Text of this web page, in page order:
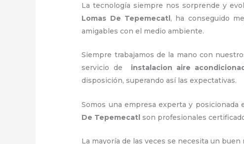
La tecnología siempre nos sorprende y
Lomas De Tepemecatl, ha conseguido
amigables con el medio ambiente.
Siempre trabajamos de la mano con
servicio de instalacion aire
disposición, superando así las expectativas.
Somos una empresa experta y
De Tepemecatl son profesionales
La mayoría de las veces se necesita un